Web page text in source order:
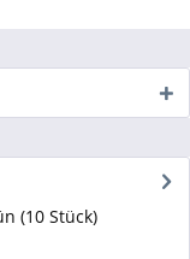
(10 Stück)